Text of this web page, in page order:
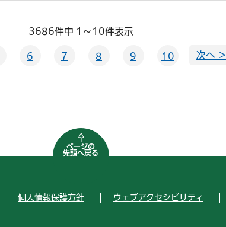
3686件中 1～10件表示
6 7 8 9 10 次へ ＞
ページの
先頭へ戻る
個人情報保護方針 ウェブアクセシビリティ